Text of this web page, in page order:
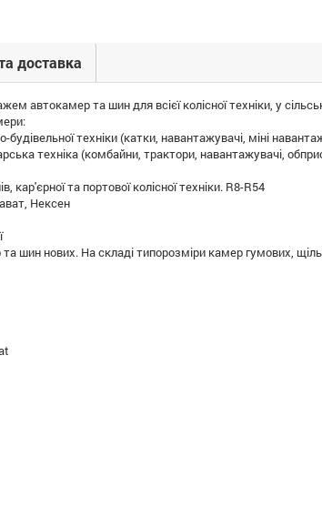
доставка
автокамер та шин для всієї колісної техніки, у
техніки (катки, навантажувачі, міні
техніка (комбайни, трактори, навантажувачі,
та портової колісної техніки. R8-R54
Нексен
та шин нових. На складі типорозміри камер гумових,